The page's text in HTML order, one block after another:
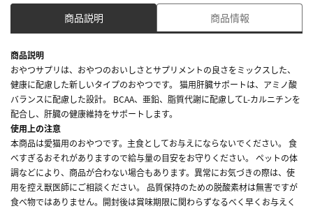
商品説明 商品情報
商品説明
おやつサプリは、おやつのおいしさとサプリメントの良さをミックスした、
健康に配慮した新しいタイプのおやつです。 猫用肝臓サポートは、アミノ酸
バランスに配慮した設計。 BCAA、亜鉛、脂質代謝に配慮してL-カルニチンを
配合し、肝臓の健康維持をサポートします。
使用上の注意
本商品は愛猫用のおやつです。主食としてお与えにならないでください。 食
べすぎるおそれがありますので給与量の目安をお守りください。 ペットの体
調などにより、商品が合わない場合もあります。異常にお気づきの際は、使
用を控え獣医師にご相談ください。 品質保持のための脱酸素材は無害ですが
食べ物ではありません。開封後は賞味期限に関わらずなるべく早くお与えく